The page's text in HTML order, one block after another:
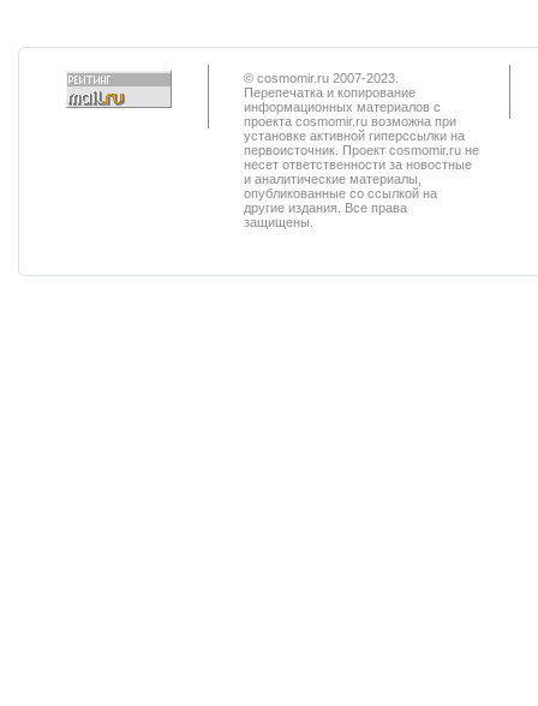
© cosmomir.ru 2007-2023.
Перепечатка и копирование
информационных материалов с
проекта cosmomir.ru возможна при
установке активной гиперссылки на
первоисточник. Проект cosmomir.ru не
несет ответственности за новостные
и аналитические материалы,
опубликованные со ссылкой на
другие издания. Все права
защищены.